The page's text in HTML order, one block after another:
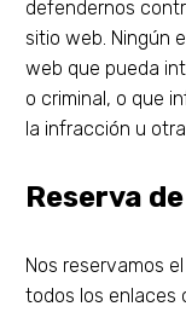
defendernos
sitio web. Ningún
web que pueda
o criminal, o que
la infracción u
Reserva
Nos reservamos
todos los enlaces